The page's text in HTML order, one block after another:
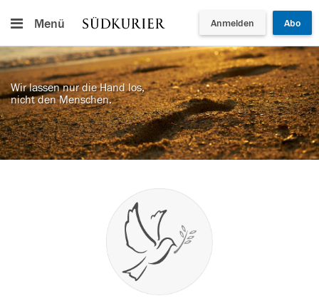
Menü Anmelden Abo
Wir lassen nur die Hand los,
nicht den Menschen.